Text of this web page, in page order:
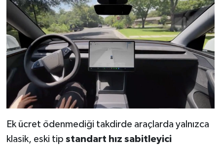
Ek ücret ödenmediği takdirde araçlarda yalnızca
klasik, eski tip standart hız sabitleyici